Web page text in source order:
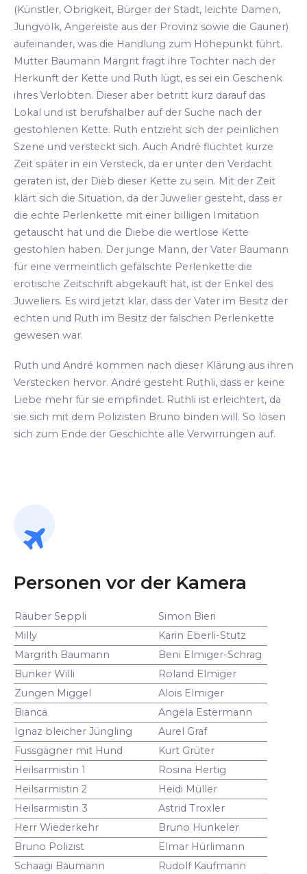
(Künstler, Obrigkeit, Bürger der Stadt, leichte Damen,
Jungvolk, Angereiste aus der Provinz sowie die Gauner)
aufeinander, was die Handlung zum Höhepunkt führt.
Mutter Baumann Margrit fragt ihre Tochter nach der
Herkunft der Kette und Ruth lügt, es sei ein Geschenk
ihres Verlobten. Dieser aber betritt kurz darauf das
Lokal und ist berufshalber auf der Suche nach der
gestohlenen Kette. Ruth entzieht sich der peinlichen
Szene und versteckt sich. Auch André flüchtet kurze
Zeit später in ein Versteck, da er unter den Verdacht
geraten ist, der Dieb dieser Kette zu sein. Mit der Zeit
klärt sich die Situation, da der Juwelier gesteht, dass er
die echte Perlenkette mit einer billigen Imitation
getauscht hat und die Diebe die wertlose Kette
gestohlen haben. Der junge Mann, der Vater Baumann
für eine vermeintlich gefälschte Perlenkette die
erotische Zeitschrift abgekauft hat, ist der Enkel des
Juweliers. Es wird jetzt klar, dass der Vater im Besitz der
echten und Ruth im Besitz der falschen Perlenkette
gewesen war.
Ruth und André kommen nach dieser Klärung aus ihren
Verstecken hervor. André gesteht Ruthli, dass er keine
Liebe mehr für sie empfindet. Ruthli ist erleichtert, da
sie sich mit dem Polizisten Bruno binden will. So lösen
sich zum Ende der Geschichte alle Verwirrungen auf.
Personen vor der Kamera
Räuber Seppli
Simon Bieri
Milly
Karin Eberli-Stutz
Margrith Baumann
Beni Elmiger-Schrag
Bunker Willi
Roland Elmiger
Zungen Miggel
Alois Elmiger
Bianca
Angela Estermann
Ignaz bleicher Jüngling
Aurel Graf
Fussgägner mit Hund
Kurt Grüter
Heilsarmistin 1
Rosina Hertig
Heilsarmistin 2
Heidi Müller
Heilsarmistin 3
Astrid Troxler
Herr Wiederkehr
Bruno Hunkeler
Bruno Polizist
Elmar Hürlimann
Schaagi Baumann
Rudolf Kaufmann